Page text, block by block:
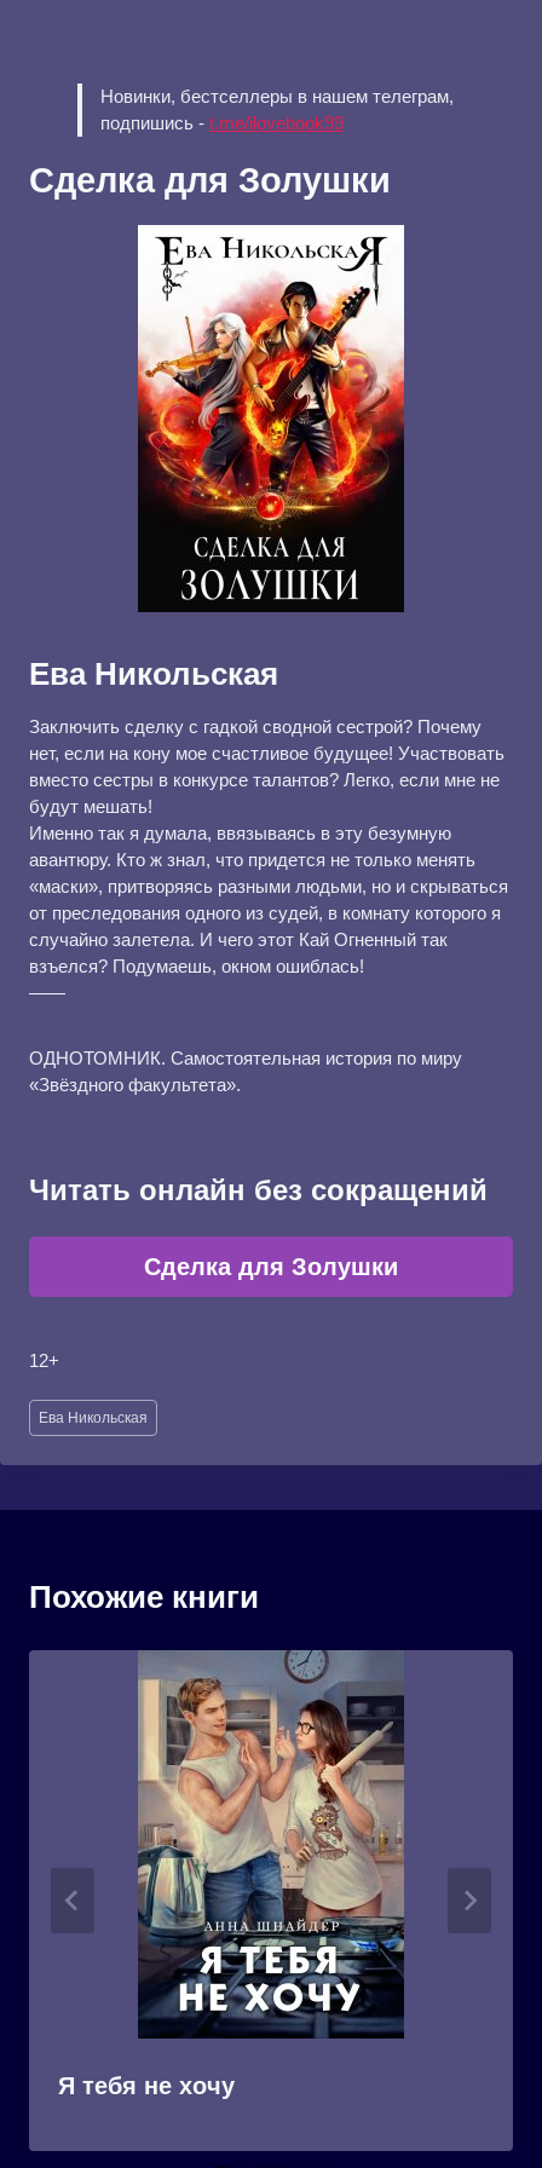
Новинки, бестселлеры в нашем телеграм,
подпишись - t.me/ilovebook99
Сделка для Золушки
Ева Никольская
Заключить сделку с гадкой сводной сестрой? Почему
нет, если на кону мое счастливое будущее! Участвовать
вместо сестры в конкурсе талантов? Легко, если мне не
будут мешать!
Именно так я думала, ввязываясь в эту безумную
авантюру. Кто ж знал, что придется не только менять
«маски», притворяясь разными людьми, но и скрываться
от преследования одного из судей, в комнату которого я
случайно залетела. И чего этот Кай Огненный так
взъелся? Подумаешь, окном ошиблась!
——
ОДНОТОМНИК. Самостоятельная история по миру
«Звёздного факультета».
Читать онлайн без сокращений
Сделка для Золушки
12+
Метки
записи:
Ева Никольская
Похожие книги
Я тебя не хочу